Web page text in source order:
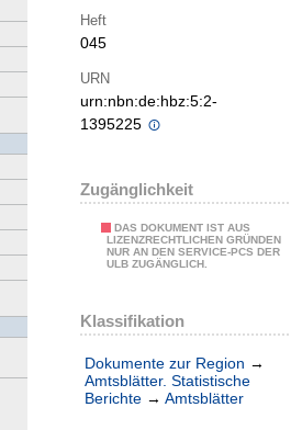
Heft
045
URN
urn:nbn:de:hbz:5:2-
1395225
Zugänglichkeit
DAS DOKUMENT IST AUS
LIZENZRECHTLICHEN GRÜNDEN
NUR AN DEN SERVICE-PCS DER
ULB ZUGÄNGLICH.
Klassifikation
Dokumente zur Region →
Amtsblätter. Statistische
Berichte → Amtsblätter